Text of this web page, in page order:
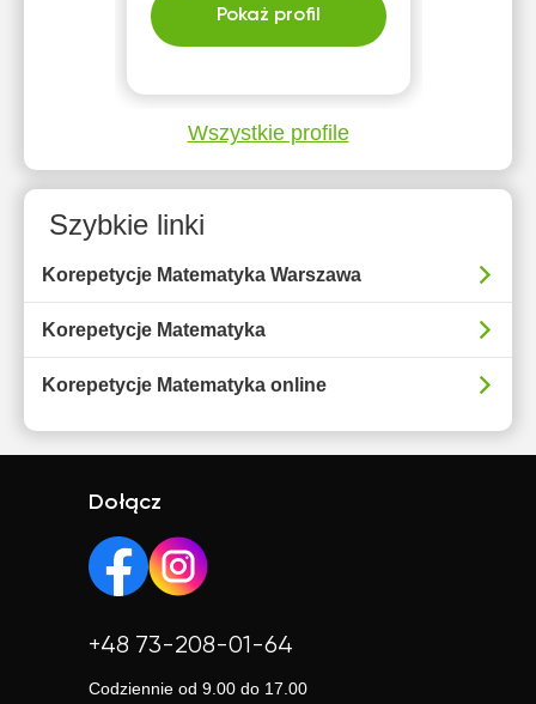
Pokaż profil
Wszystkie profile
Szybkie linki
Korepetycje Matematyka Warszawa
Korepetycje Matematyka
Korepetycje Matematyka online
Dołącz
+48 73-208-01-64
Codziennie od 9.00 do 17.00